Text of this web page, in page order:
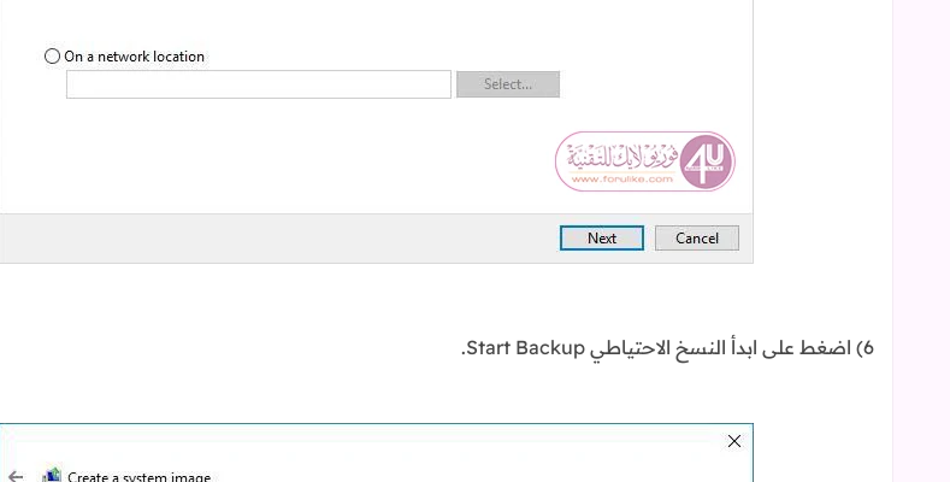
6) اضغط على ابدأ النسخ الاحتياطي Start Backup.